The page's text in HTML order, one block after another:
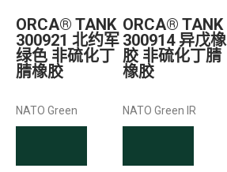
ORCA® TANK
300921 北约军
绿色 非硫化丁
腈橡胶
NATO Green
ORCA® TANK
300914 异戊橡
胶 非硫化丁腈
橡胶
NATO Green IR